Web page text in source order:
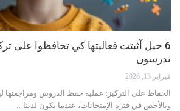
6 حيل آثبتت فعاليتها كي تحافظوا على
تدرسون
فبراير 13, 2026
الحفاظ على التركيز: عملية حفظ الدروس ومراجعتها
وبالأخص في فترة الإمتحانات، عندما يكون لدينا…